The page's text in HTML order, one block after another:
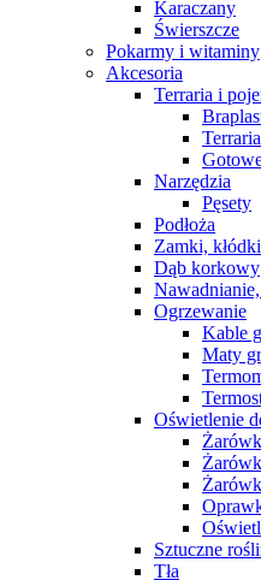
Karaczany
Świerszcze
Pokarmy i witaminy
Akcesoria
Terraria i
Narzędzia
Pęsety
Podłoża
Zamki, kłódki
Dąb korkowy
Ogrzewanie
Kable
Maty
Oświetlenie
Sztuczne
Tła